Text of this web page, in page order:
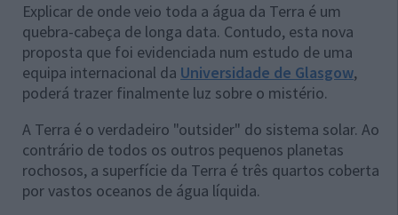
Explicar de onde veio toda a água da Terra é um
quebra-cabeça de longa data. Contudo, esta nova
proposta que foi evidenciada num estudo de uma
equipa internacional da Universidade de Glasgow,
poderá trazer finalmente luz sobre o mistério.
A Terra é o verdadeiro "outsider" do sistema solar. Ao
contrário de todos os outros pequenos planetas
rochosos, a superfície da Terra é três quartos coberta
por vastos oceanos de água líquida.